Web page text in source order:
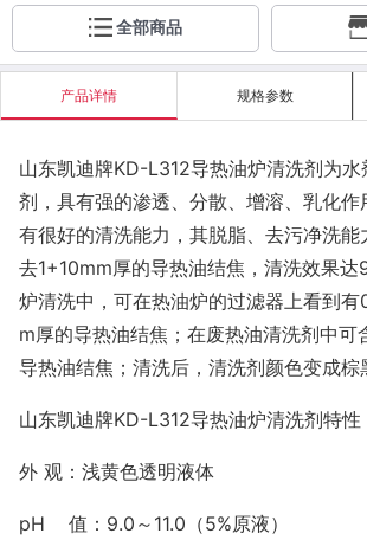
全部商品
产品详情 规格参数
山东凯迪牌KD-L312导热油炉清洗剂为
剂， 具有强的渗透、分散、增溶、乳化
有很好的清洗能力，其脱脂、去污净洗能
去1+10mm厚的导热油结焦，清洗效果达
炉清洗中，可在热油炉的过滤器上看到有
m厚的导热油结焦；在废热油清洗剂中可
导热油结焦；清洗后，清洗剂颜色变成棕
山东凯迪牌KD-L312导热油炉清洗剂特性
外 观：浅黄色透明液体
pH 值：9.0～11.0（5%原液）